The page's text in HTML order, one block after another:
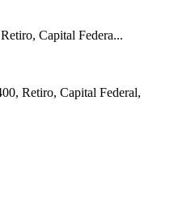
Capital Federa...
, Retiro, Capital Federal,